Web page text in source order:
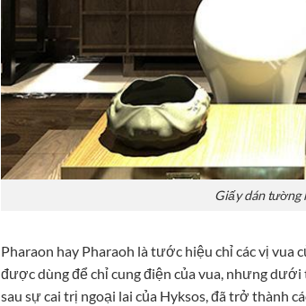
Giấy dán tường
Pharaon hay Pharaoh là tước hiệu chỉ các vị vua
được dùng để chỉ cung điện của vua, nhưng
sau sự cai trị ngoại lai của Hyksos, đã trở thành